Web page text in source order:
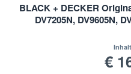
BLACK + DECKER
DV7205N, DV9605N,
Inhalt
€